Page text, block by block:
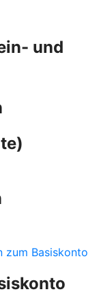
und
zum Basiskonto